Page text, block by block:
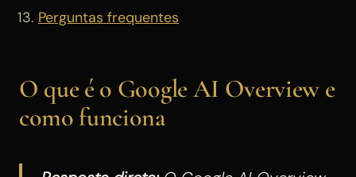
Perguntas frequentes
O que é o Google AI Overview e
como funciona